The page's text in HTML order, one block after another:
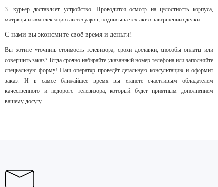
3. курьер доставляет устройство. Проводится осмотр на целостность корпуса,
матрицы и комплектацию аксессуаров, подписывается акт о завершении сделки.
С нами вы экономите своё время и деньги!
Вы хотите уточнить стоимость телевизора, сроки доставки, способы оплаты или
совершить заказ? Тогда срочно набирайте указанный номер телефона или заполняйте
специальную форму! Наш оператор проведёт детальную консультацию и оформит
заказ. И в самое ближайшее время вы станете счастливым обладателем
качественного и недорого телевизора, который будет приятным дополнением
вашему досугу.